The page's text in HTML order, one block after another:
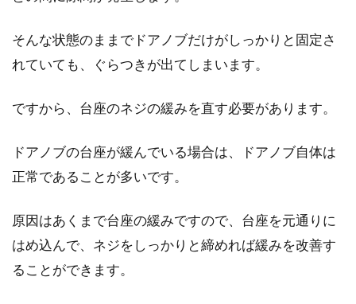
そんな状態のままでドアノブだけがしっかりと固定さ
れていても、ぐらつきが出てしまいます。
ですから、台座のネジの緩みを直す必要があります。
ドアノブの台座が緩んでいる場合は、ドアノブ自体は
正常であることが多いです。
原因はあくまで台座の緩みですので、台座を元通りに
はめ込んで、ネジをしっかりと締めれば緩みを改善す
ることができます。